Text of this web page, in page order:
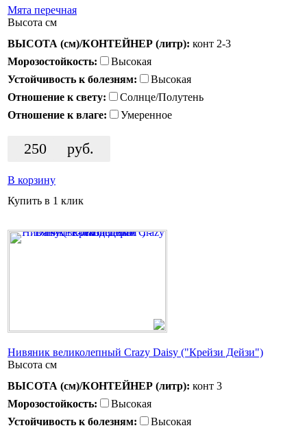
Мята перечная
Высота см
ВЫСОТА (см)/КОНТЕЙНЕР (литр): конт 2-3
Морозостойкость:
Высокая
Устойчивость к болезням:
Высокая
Отношение к свету:
Солнце/Полутень
Отношение к влаге:
Умеренное
250 руб.
В корзину
Купить в 1 клик
Нивяник великолепный Crazy Daisy ("Крейзи Дейзи")
Высота см
ВЫСОТА (см)/КОНТЕЙНЕР (литр): конт 3
Морозостойкость:
Высокая
Устойчивость к болезням:
Высокая